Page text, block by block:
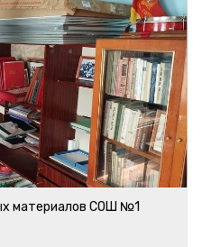
материалов СОШ №1